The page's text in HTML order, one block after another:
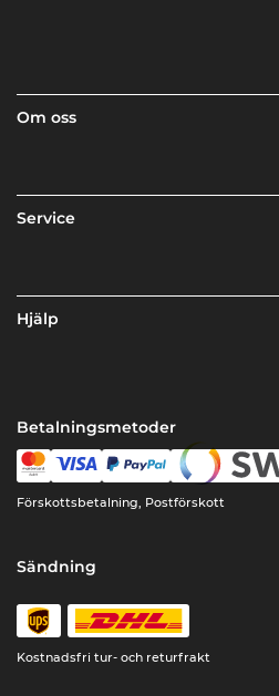
Om oss
Service
Hjälp
Betalningsmetoder
Förskottsbetalning, Postförskott
Sändning
Kostnadsfri tur- och returfrakt